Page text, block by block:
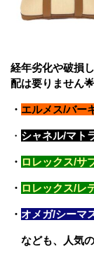
経年劣化や破損
配は要りません🌟
・ エルメス/バー
・ シャネル/マト
・ ロレックス/サ
・ ロレックス/レ
・ オメガ/シーマ
なども、人気の